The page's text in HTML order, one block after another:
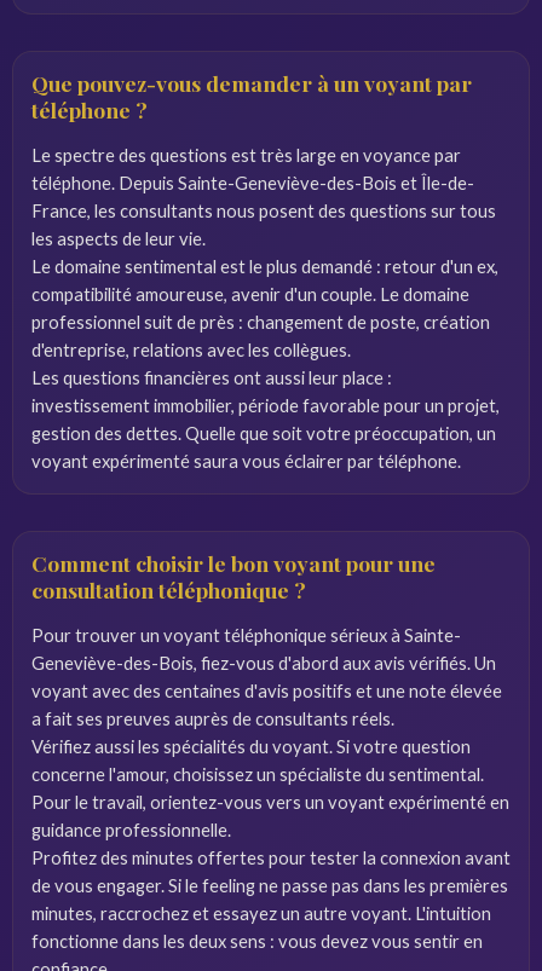
Que pouvez-vous demander à un voyant par
téléphone ?
Le spectre des questions est très large en voyance par
téléphone. Depuis Sainte-Geneviève-des-Bois et Île-de-
France, les consultants nous posent des questions sur tous
les aspects de leur vie.
Le domaine sentimental est le plus demandé : retour d'un ex,
compatibilité amoureuse, avenir d'un couple. Le domaine
professionnel suit de près : changement de poste, création
d'entreprise, relations avec les collègues.
Les questions financières ont aussi leur place :
investissement immobilier, période favorable pour un projet,
gestion des dettes. Quelle que soit votre préoccupation, un
voyant expérimenté saura vous éclairer par téléphone.
Comment choisir le bon voyant pour une
consultation téléphonique ?
Pour trouver un voyant téléphonique sérieux à Sainte-
Geneviève-des-Bois, fiez-vous d'abord aux avis vérifiés. Un
voyant avec des centaines d'avis positifs et une note élevée
a fait ses preuves auprès de consultants réels.
Vérifiez aussi les spécialités du voyant. Si votre question
concerne l'amour, choisissez un spécialiste du sentimental.
Pour le travail, orientez-vous vers un voyant expérimenté en
guidance professionnelle.
Profitez des minutes offertes pour tester la connexion avant
de vous engager. Si le feeling ne passe pas dans les premières
minutes, raccrochez et essayez un autre voyant. L'intuition
fonctionne dans les deux sens : vous devez vous sentir en